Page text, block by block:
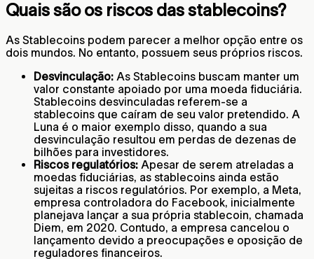
Quais são os riscos das stablecoins?
As Stablecoins podem parecer a melhor opção entre os
dois mundos. No entanto, possuem seus próprios riscos.
Desvinculação: As Stablecoins buscam manter um
valor constante apoiado por uma moeda fiduciária.
Stablecoins desvinculadas referem-se a
stablecoins que caíram de seu valor pretendido. A
Luna é o maior exemplo disso, quando a sua
desvinculação resultou em perdas de dezenas de
bilhões para investidores.
Riscos regulatórios: Apesar de serem atreladas a
moedas fiduciárias, as stablecoins ainda estão
sujeitas a riscos regulatórios. Por exemplo, a Meta,
empresa controladora do Facebook, inicialmente
planejava lançar a sua própria stablecoin, chamada
Diem, em 2020. Contudo, a empresa cancelou o
lançamento devido a preocupações e oposição de
reguladores financeiros.